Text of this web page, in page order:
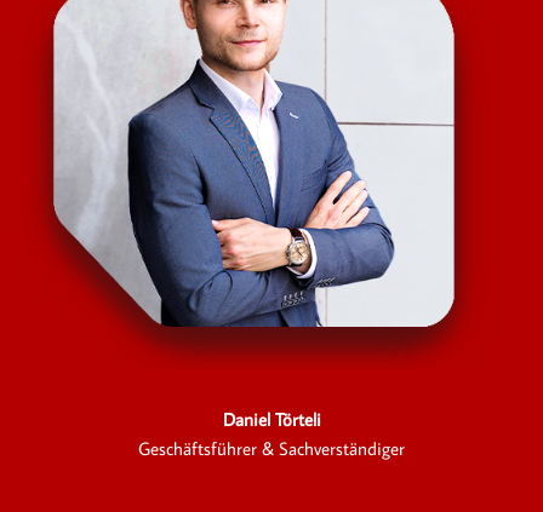
Daniel Törteli
Geschäftsführer & Sachverständiger